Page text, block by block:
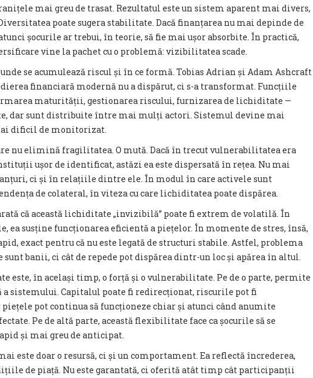
mai greu de trasat. Rezultatul este un sistem aparent mai divers,
poate sugera stabilitate. Dacă finanțarea nu mai depinde de
șocurile ar trebui, în teorie, să fie mai ușor absorbite. În practică,
vine la pachet cu o problemă: vizibilitatea scade.
se acumulează riscul și în ce formă. Tobias Adrian și Adam Ashcraft
financiară modernă nu a dispărut, ci s-a transformat. Funcțiile
maturității, gestionarea riscului, furnizarea de lichiditate —
dar sunt distribuite între mai mulți actori. Sistemul devine mai
dificil de monitorizat.
nu elimină fragilitatea. O mută. Dacă în trecut vulnerabilitatea era
ușor de identificat, astăzi ea este dispersată în rețea. Nu mai
ci și în relațiile dintre ele. În modul în care activele sunt
de colateral, în viteza cu care lichiditatea poate dispărea.
că această lichiditate „invizibilă” poate fi extrem de volatilă. În
ea susține funcționarea eficientă a piețelor. În momente de stres, însă,
exact pentru că nu este legată de structuri stabile. Astfel, problema
sunt banii, ci cât de repede pot dispărea dintr-un loc și apărea în altul.
este, în același timp, o forță și o vulnerabilitate. Pe de o parte, permite
a sistemului. Capitalul poate fi redirecționat, riscurile pot fi
pot continua să funcționeze chiar și atunci când anumite
Pe de altă parte, această flexibilitate face ca șocurile să se
și mai greu de anticipat.
este doar o resursă, ci și un comportament. Ea reflectă încrederea,
de piață. Nu este garantată, ci oferită atât timp cât participanții